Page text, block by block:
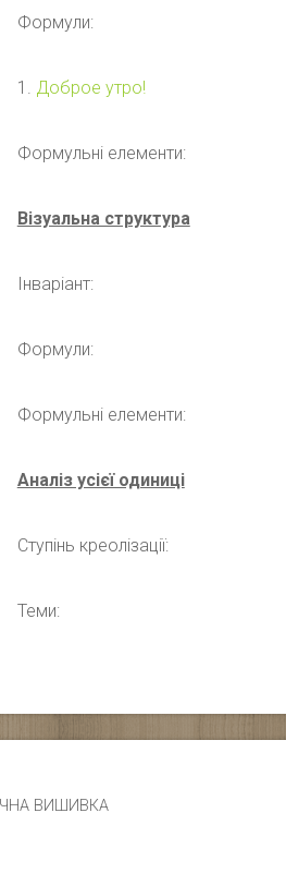
Формули:
1. Доброе утро!
Формульні елементи:
Візуальна структура
Інваріант:
Формули:
Формульні елементи:
Аналіз усієї одиниці
Ступінь креолізації:
Теми:
ВИШИВКА